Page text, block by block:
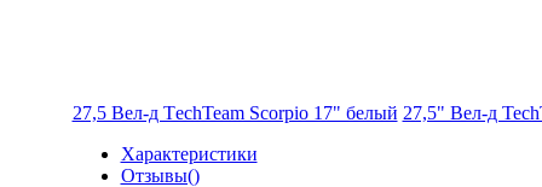
27,5 Вел-д ТechTeam Scorpio 17" белый 27,5" Вел-д
Характеристики
Отзывы()